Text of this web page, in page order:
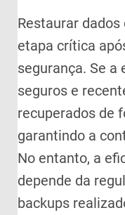
Restaurar
etapa crítica
segurança. Se a
seguros e
recuperados de
garantindo a
No entanto, a
depende da
backups